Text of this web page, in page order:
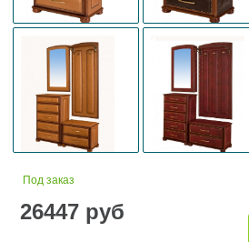
Под заказ
26447 руб